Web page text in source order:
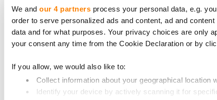
We and our 4 partnersprocess your personal data, e.g.
order to serve personalized ads and content, ad and
data and for what purposes. Your privacy choices are only
your consent any time from the Cookie Declaration or by
If you allow, we would also like to:
Collect information about your geographical
Identify your device by actively scanning it for